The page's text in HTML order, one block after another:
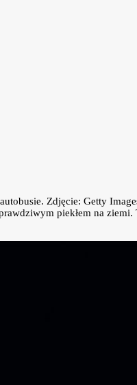
Zdjęcie: Getty
piekłem na